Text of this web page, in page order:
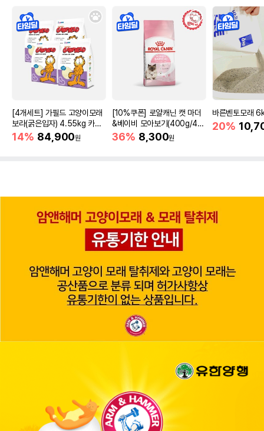
[4개세트] 가필드 고양이모래
보라(굵은입자) 4.55kg 카사
바모래
14% 84,900원
[10%쿠폰] 로얄캐닌 캣 마더
&베이비 모아보기(400g/4/1
0kg)
36% 8,300원
바른벤토모래
20%